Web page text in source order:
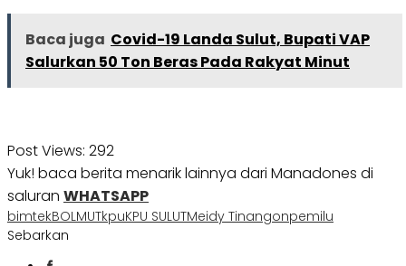
Baca juga Covid-19 Landa Sulut, Bupati VAP
Salurkan 50 Ton Beras Pada Rakyat Minut
Post Views: 292
Yuk! baca berita menarik lainnya dari Manadones di
saluran WHATSAPP
bimtekBOLMUTkpuKPU SULUTMeidy Tinangonpemilu
Sebarkan